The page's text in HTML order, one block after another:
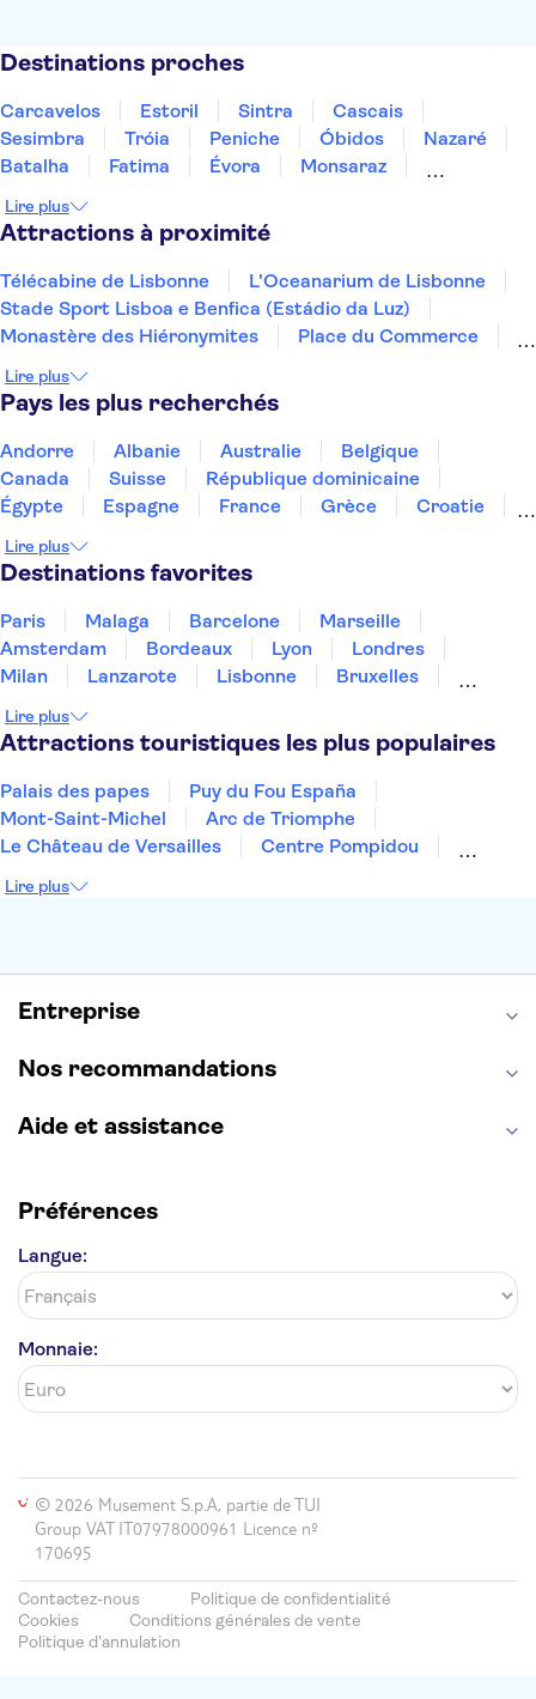
Destinations proches
Carcavelos Estoril Sintra
Cascais
Sesimbra
Tróia Peniche Óbidos
Nazaré
Batalha
Fatima Évora
Monsaraz
Lire plus
Attractions à proximité
Télécabine de Lisbonne
L'Oceanarium de Lisbonne
Stade Sport Lisboa e Benfica (Estádio da Luz)
Monastère des Hiéronymites
Place du Commerce
Arc de triomphe de la rue Augusta
Calouste Gulbenkian Museum
Spectacles de fado
Peneda-Geres National Park
Tour de Belém
Ria Formosa
WOW Porto
Spectacle de fado à Porto
Lire plus
Pays les plus recherchés
Andorre Albanie Australie
Belgique
Canada
Suisse
République dominicaine
Égypte
Espagne France Grèce
Croatie
Thaïlande
Tunisie
Lire plus
Destinations favorites
Paris Malaga Barcelone
Marseille
Amsterdam
Bordeaux Lyon
Londres
Milan
Lanzarote Lisbonne
Bruxelles
Dubai
Copenhague Minorque Montpellier
Lire plus
Attractions touristiques les plus populaires
Palais des papes
Puy du Fou España
Mont-Saint-Michel
Arc de Triomphe
Le Château de Versailles
Centre Pompidou
La Chapelle Sixtine
Opéra Garnier
Lire plus
Entreprise
Nos recommandations
Aide et assistance
Préférences
Langue:
Monnaie:
© 2026 Musement S.p.A, partie de TUI
Group VAT IT07978000961 Licence nº
170695
Contactez-nous
Politique de confidentialité
Cookies
Conditions générales de vente
Politique d'annulation